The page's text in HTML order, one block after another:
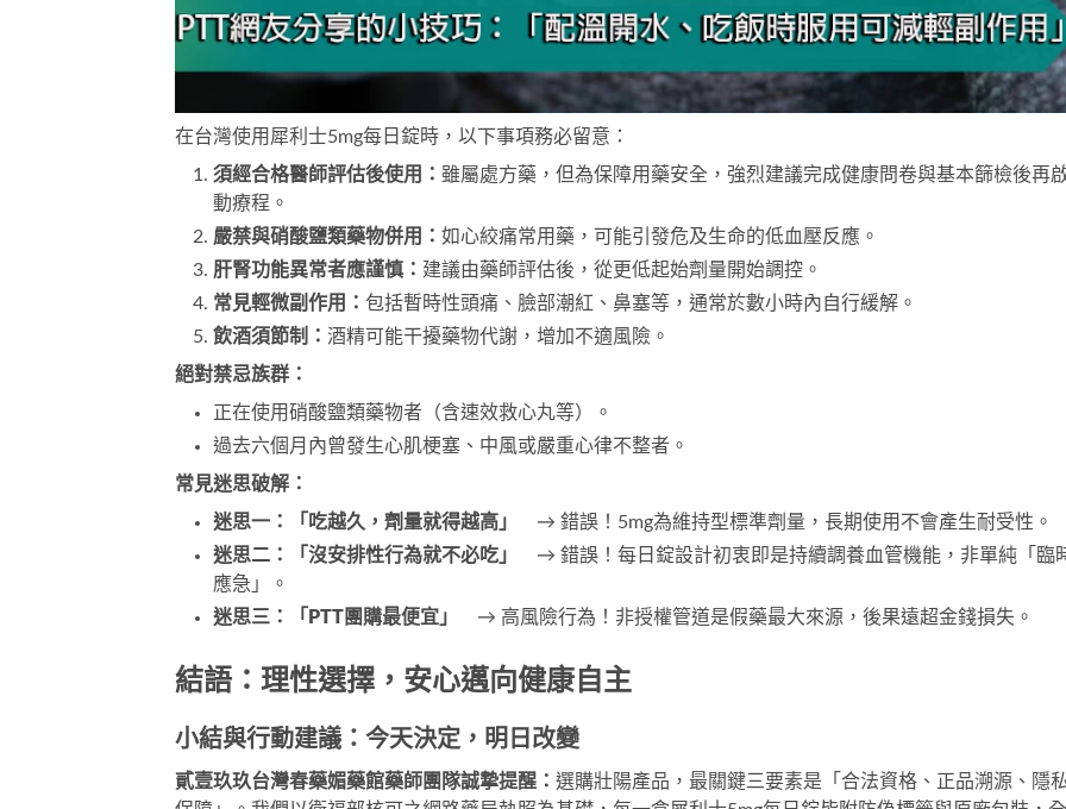
在台灣使用 犀利士5mg每日錠時，以下事項務必留意：
須經合格醫師評估後使用： 雖屬處方藥，但為保障用藥安全，強烈建議完成健康問卷與基本篩檢後再
動療程。
嚴禁與硝酸鹽類藥物併用： 如心絞痛常用藥，可能引發危及生命的低血壓反應。
肝腎功能異常者應謹慎： 建議由藥師評估後，從更低起始劑量開始調控。
常見輕微副作用： 包括暫時性頭痛、臉部潮紅、鼻塞等，通常於數小時內自行緩解。
飲酒須節制： 酒精可能干擾藥物代謝，增加不適風險。
絕對禁忌族群：
正在使用硝酸鹽類藥物者（含速效救心丸等）。
過去六個月內曾發生心肌梗塞、中風或嚴重心律不整者。
常見迷思破解：
迷思一：「吃越久，劑量就得越高」
→ 錯誤！5mg為維持型標準劑量，長期使用不會產生耐受性。
迷思二：「沒安排性行為就不必吃」
→ 錯誤！每日錠設計初衷即是持續調養血管機能，非單純「臨
應急」。
迷思三：「PTT團購最便宜」
→ 高風險行為！非授權管道是假藥最大來源，後果遠超金錢損失。
結語：理性選擇，安心邁向健康自主
小結與行動建議：今天決定，明日改變
貳壹玖玖台灣春藥媚藥館藥師團隊誠摯提醒： 選購壯陽產品，最關鍵三要素是「合法資格、正品溯源、隱